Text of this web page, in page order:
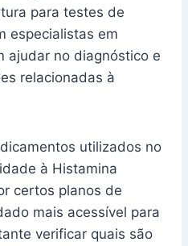
para testes de
especialistas em
ajudar no diagnóstico e
relacionadas à
utilizados no
à Histamina
certos planos de
mais acessível para
verificar quais são